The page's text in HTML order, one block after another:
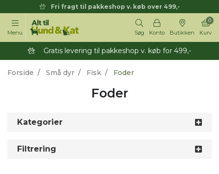
Fri fragt til pakkeshop v. køb over 499,-
Menu Søg Konto Butikken Kurv
0
Gratis levering til pakkeshop v. køb for 499,-
Forside Små dyr Fisk Foder
Foder
Kategorier
Filtrering